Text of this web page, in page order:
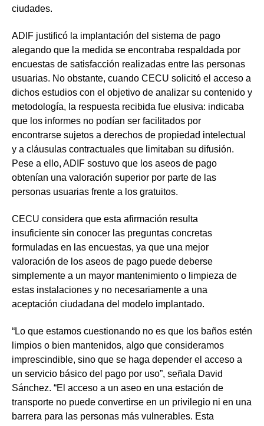
ciudades.
ADIF justificó la implantación del sistema de pago
alegando que la medida se encontraba respaldada por
encuestas de satisfacción realizadas entre las personas
usuarias. No obstante, cuando CECU solicitó el acceso a
dichos estudios con el objetivo de analizar su contenido y
metodología, la respuesta recibida fue elusiva: indicaba
que los informes no podían ser facilitados por
encontrarse sujetos a derechos de propiedad intelectual
y a cláusulas contractuales que limitaban su difusión.
Pese a ello, ADIF sostuvo que los aseos de pago
obtenían una valoración superior por parte de las
personas usuarias frente a los gratuitos.
CECU considera que esta afirmación resulta
insuficiente sin conocer las preguntas concretas
formuladas en las encuestas, ya que una mejor
valoración de los aseos de pago puede deberse
simplemente a un mayor mantenimiento o limpieza de
estas instalaciones y no necesariamente a una
aceptación ciudadana del modelo implantado.
“Lo que estamos cuestionando no es que los baños estén
limpios o bien mantenidos, algo que consideramos
imprescindible, sino que se haga depender el acceso a
un servicio básico del pago por uso”, señala David
Sánchez. “El acceso a un aseo en una estación de
transporte no puede convertirse en un privilegio ni en una
barrera para las personas más vulnerables. Esta